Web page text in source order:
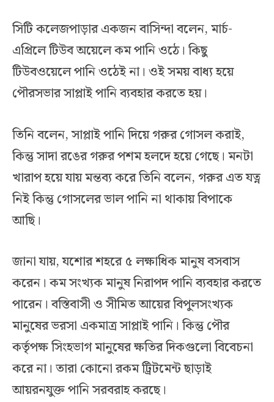
সিটি কলেজপাড়ার একজন বাসিন্দা বলেন, মার্চ-
এপ্রিলে টিউব অয়েলে কম পানি ওঠে। কিছু
টিউবওয়েলে পানি ওঠেই না। ওই সময় বাধ্য হয়ে
পৌরসভার সাপ্লাই পানি ব্যবহার করতে হয়।
তিনি বলেন, সাপ্লাই পানি দিয়ে গরুর গোসল করাই,
কিন্তু সাদা রঙের গরুর পশম হলদে হয়ে গেছে। মনটা
খারাপ হয়ে যায় মন্তব্য করে তিনি বলেন, গরুর এত যত্ন
নিই কিন্তু গোসলের ভাল পানি না থাকায় বিপাকে
আছি।
জানা যায়, যশোর শহরে ৫ লক্ষাধিক মানুষ বসবাস
করেন। কম সংখ্যক মানুষ নিরাপদ পানি ব্যবহার করতে
পারেন। বস্তিবাসী ও সীমিত আয়ের বিপুলসংখ্যক
মানুষের ভরসা একমাত্র সাপ্লাই পানি। কিন্তু পৌর
কর্তৃপক্ষ সিংহভাগ মানুষের ক্ষতির দিকগুলো বিবেচনা
করে না। তারা কোনো রকম ট্রিটমেন্ট ছাড়াই
আয়রনযুক্ত পানি সরবরাহ করছে।